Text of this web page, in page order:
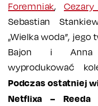
Foremniak,
Sebastian
„Wielka woda”, jego
Bajon i Anna
wyprodukować
Podczas ostatniej
Netflixa –